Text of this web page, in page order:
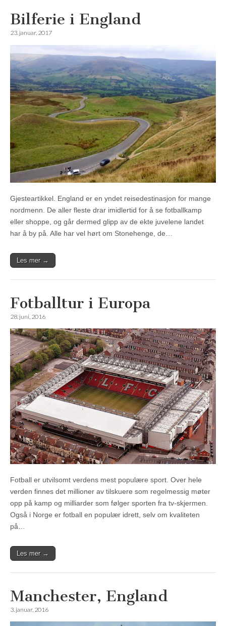
Bilferie i England
23. januar, 2017
Gjesteartikkel. England er en yndet reisedestinasjon for mange
nordmenn. De aller fleste drar imidlertid for å se fotballkamp
eller shoppe, og går dermed glipp av de ekte juvelene landet
har å by på. Alle har vel hørt om Stonehenge, de…
Les mer →
Fotballtur i Europa
28. juni, 2016
Fotball er utvilsomt verdens mest populære sport. Over hele
verden finnes det millioner av tilskuere som regelmessig møter
opp på kamp og milliarder som følger sporten fra tv-skjermen.
Også i Norge er fotball en populær idrett, selv om kvaliteten
på…
Les mer →
Manchester, England
3. januar, 2016